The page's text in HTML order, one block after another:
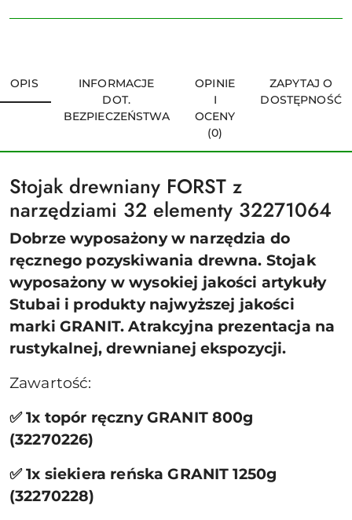
OPIS
INFORMACJE
DOT.
BEZPIECZEŃSTWA
OPINIE
I
OCENY
(0)
ZAPYTAJ O
DOSTĘPNOŚĆ
Stojak drewniany FORST z
narzędziami 32 elementy 32271064
Dobrze wyposażony w narzędzia do
ręcznego pozyskiwania drewna. Stojak
wyposażony w wysokiej jakości artykuły
Stubai i produkty najwyższej jakości
marki GRANIT. Atrakcyjna prezentacja na
rustykalnej, drewnianej ekspozycji.
Zawartość:
✅ 1x topór ręczny GRANIT 800g
(32270226)
✅ 1x siekiera reńska GRANIT 1250g
(32270228)